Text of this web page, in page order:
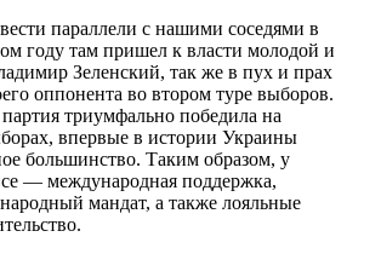
параллели с нашими соседями в
году там пришел к власти молодой и
Зеленский, так же в пух и прах
оппонента во втором туре выборов.
триумфально победила на
впервые в истории Украины
большинство. Таким образом, у
— международная поддержка,
мандат, а также лояльные